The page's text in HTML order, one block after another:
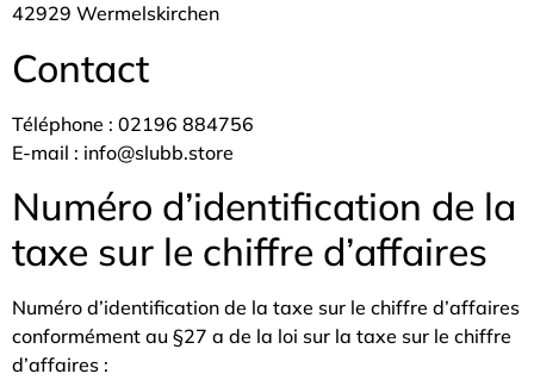
42929 Wermelskirchen
Contact
Téléphone : 02196 884756
E-mail : info@slubb.store
Numéro d’identification de la
taxe sur le chiffre d’affaires
Numéro d’identification de la taxe sur le chiffre d’affaires
conformément au §27 a de la loi sur la taxe sur le chiffre
d’affaires :